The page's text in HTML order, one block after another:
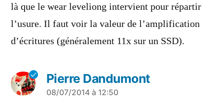
là que le wear leveliong intervient pour répartir
l’usure. Il faut voir la valeur de l’amplification
d’écritures (généralement 11x sur un SSD).
Pierre Dandumont
a
08/07/2014 à 12:50